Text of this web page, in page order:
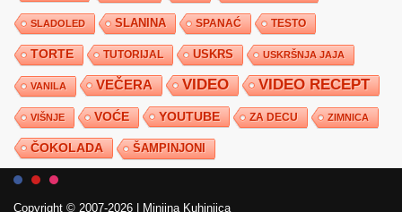
SLADOLED SLANINA SPANAĆ TESTO
TORTE TUTORIJAL USKRS USKRŠNJA JAJA
VANILA VEČERA VIDEO VIDEO RECEPT
VIŠNJE VOĆE YOUTUBE ZA DECU ZIMNICA
ČOKOLADA ŠAMPINJONI
Copyright © 2007-2026 Minjina Kuhinjica